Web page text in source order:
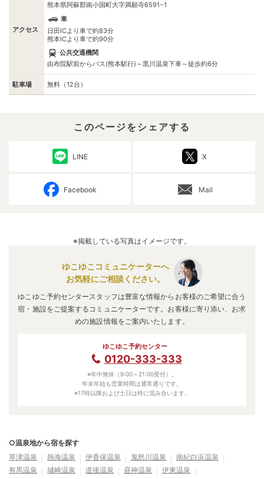
アクセス
熊本県阿蘇郡南小国町大字満願寺6591−1
車
日田ICより車で約83分
熊本ICより車で約90分
公共交通機関
由布院駅前からバス(熊本駅行)～黒川温泉下車～徒歩約6分
駐車場 無料（12台）
このページをシェアする
LINE X
Facebook Mail
※掲載している写真はイメージです。
ゆこゆこコミュニケーターへ
お気軽にご相談ください。
ゆこゆこ予約センタースタッフは豊富な情報からお客様のご希望に合う
宿・施設をご提案するコミュニケーターです。お客様に寄り添い、お求
めの施設情報をご案内いたします。
ゆこゆこ予約センター
0120-333-333
※年中無休（9:00～21:00受付）。
年末年始も営業時間は通常通りです。
※17時以降および土日は特に混み合います。
○温泉地から宿を探す
草津温泉
熱海温泉 伊香保温泉 鬼怒川温泉
南紀白浜温泉
有馬温泉
城崎温泉 道後温泉 昼神温泉
伊東温泉